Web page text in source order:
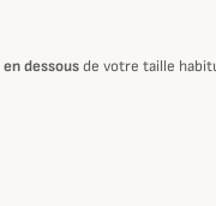
en dessousde votre taille